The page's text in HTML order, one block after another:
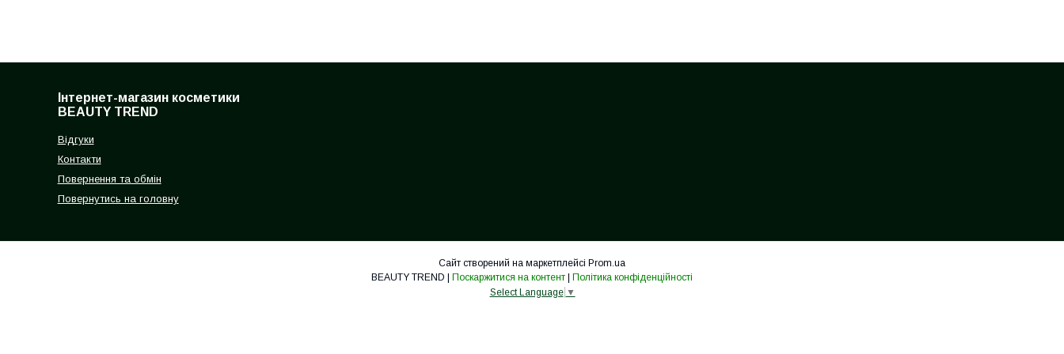
Інтернет-магазин косметики
BEAUTY TREND
Відгуки
Контакти
Повернення та обмін
Повернутись на головну
Сайт створений на маркетплейсі Prom.ua
Поскаржитися на контент
Політика конфіденційності
Select Language ▼